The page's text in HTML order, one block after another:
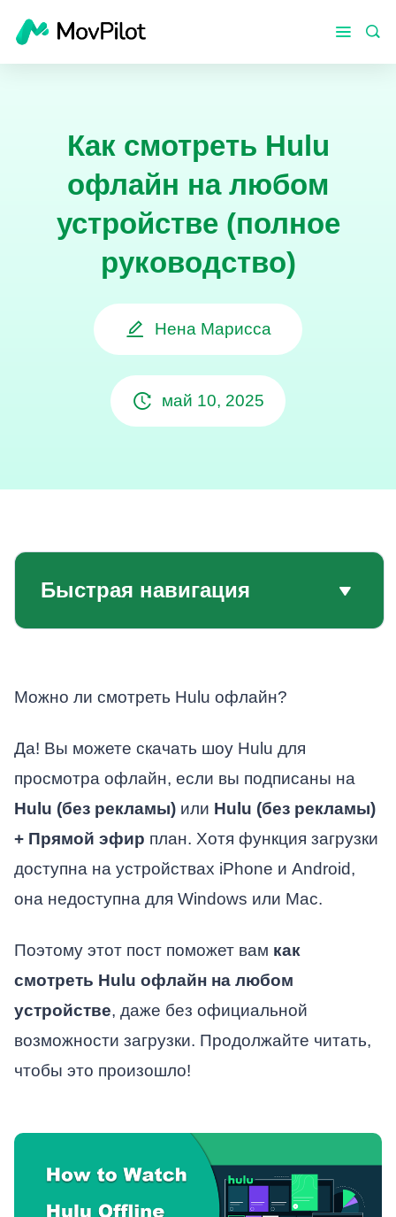
Как смотреть Hulu
офлайн на любом
устройстве (полное
руководство)
Нена Марисса
май 10, 2025
Быстрая навигация
Можно ли смотреть Hulu офлайн?
Да! Вы можете скачать шоу Hulu для
просмотра офлайн, если вы подписаны на
Hulu (без рекламы)или Hulu (без рекламы)
+ Прямой эфир план. Хотя функция загрузки
доступна на устройствах iPhone и Android,
она недоступна для Windows или Mac.
Поэтому этот пост поможет вам как
смотреть Hulu офлайн на любом
устройстве, даже без официальной
возможности загрузки. Продолжайте читать,
чтобы это произошло!